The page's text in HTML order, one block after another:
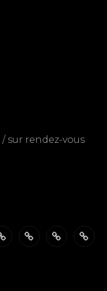
/ sur rendez-vous